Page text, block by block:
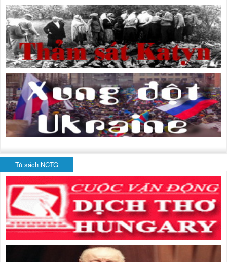
Tủ sách NCTG